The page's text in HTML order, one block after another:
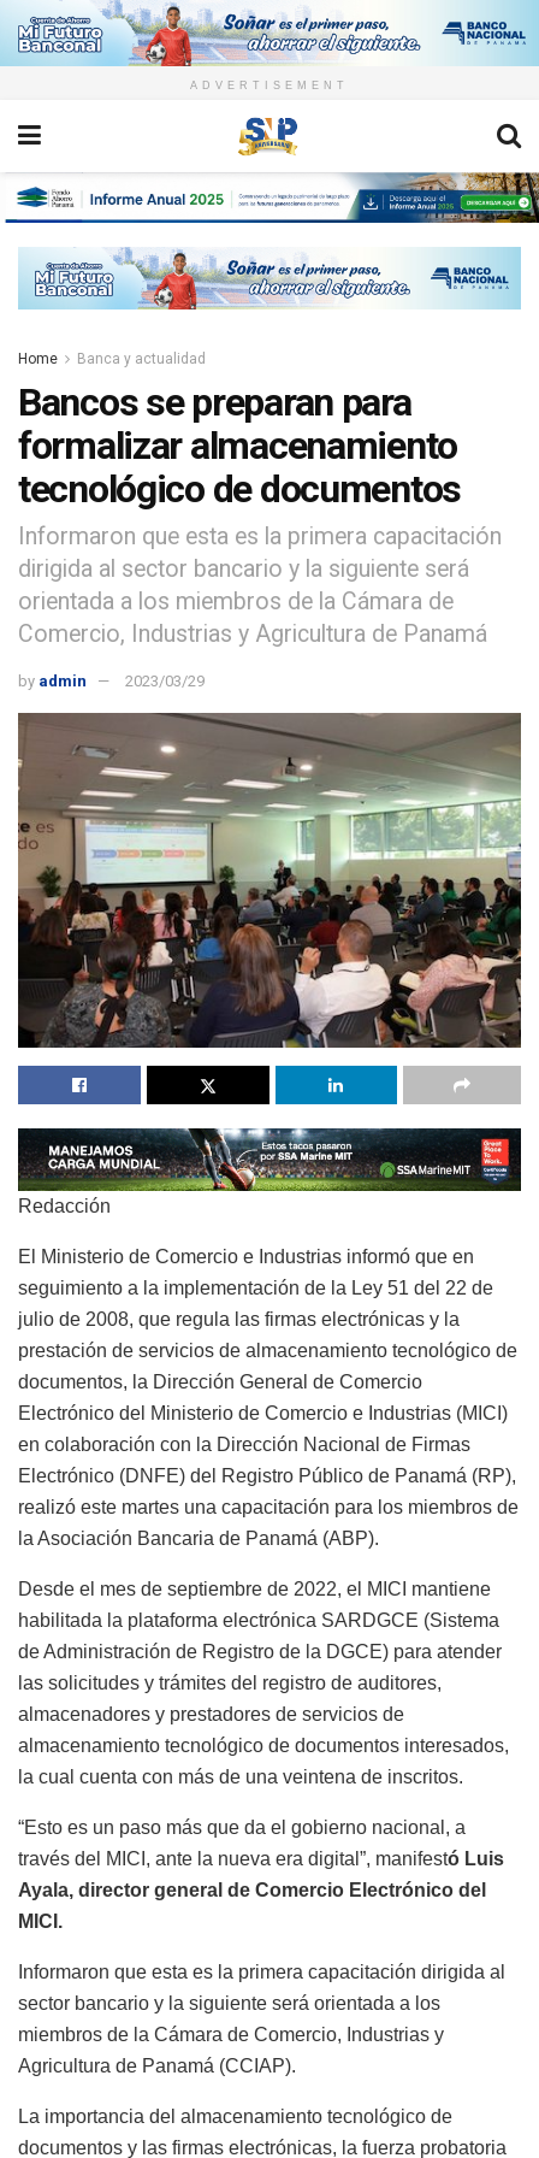
ADVERTISEMENT
Home Banca y actualidad
Bancos se preparan para
formalizar almacenamiento
tecnológico de documentos
Informaron que esta es la primera capacitación
dirigida al sector bancario y la siguiente será
orientada a los miembros de la Cámara de
Comercio, Industrias y Agricultura de Panamá
by admin 2023/03/29
Redacción
El Ministerio de Comercio e Industrias informó que en
seguimiento a la implementación de la Ley 51 del 22 de
julio de 2008, que regula las firmas electrónicas y la
prestación de servicios de almacenamiento tecnológico de
documentos, la Dirección General de Comercio
Electrónico del Ministerio de Comercio e Industrias (MICI)
en colaboración con la Dirección Nacional de Firmas
Electrónico (DNFE) del Registro Público de Panamá (RP),
realizó este martes una capacitación para los miembros de
la Asociación Bancaria de Panamá (ABP).
Desde el mes de septiembre de 2022, el MICI mantiene
habilitada la plataforma electrónica SARDGCE (Sistema
de Administración de Registro de la DGCE) para atender
las solicitudes y trámites del registro de auditores,
almacenadores y prestadores de servicios de
almacenamiento tecnológico de documentos interesados,
la cual cuenta con más de una veintena de inscritos.
“Esto es un paso más que da el gobierno nacional, a
través del MICI, ante la nueva era digital”, manifestó Luis
Ayala, director general de Comercio Electrónico del
MICI.
Informaron que esta es la primera capacitación dirigida al
sector bancario y la siguiente será orientada a los
miembros de la Cámara de Comercio, Industrias y
Agricultura de Panamá (CCIAP).
La importancia del almacenamiento tecnológico de
documentos y las firmas electrónicas, la fuerza probatoria